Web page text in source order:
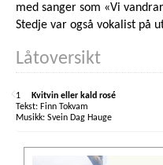
med sanger som «Vi
Stedje var også vokalist på
Låtoversikt
1
Kvitvin eller kald rosé
Finn Tokvam
Svein Dag Hauge